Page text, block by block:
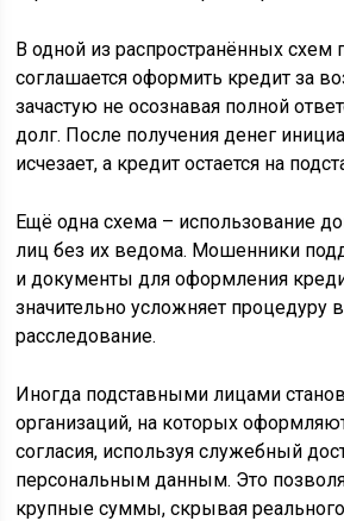
В одной из распространённых схем
соглашается оформить кредит за
зачастую не осознавая полной
долг. После получения денег
исчезает, а кредит остается на
Ещё одна схема – использование
лиц без их ведома. Мошенники
и документы для оформления
значительно усложняет процедуру
расследование.
Иногда подставными лицами
организаций, на которых
согласия, используя служебный
персональным данным. Это
крупные суммы, скрывая реального